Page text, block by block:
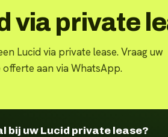
via private
Lucid via private lease. Vraag uw
aan via WhatsApp.
bij uw Lucid private lease?